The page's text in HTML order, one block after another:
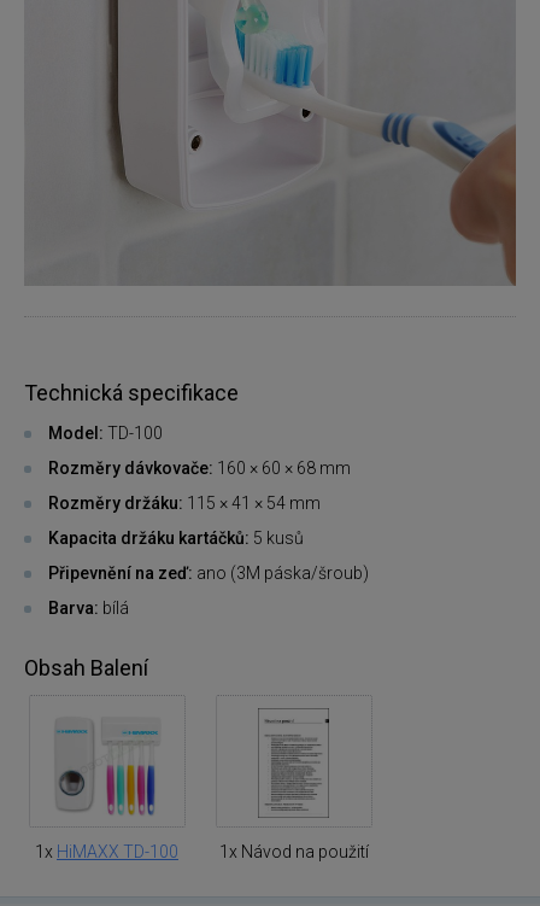
Technická specifikace
Model: TD-100
Rozměry dávkovače: 160 × 60 × 68 mm
Rozměry držáku: 115 × 41 × 54 mm
Kapacita držáku kartáčků: 5 kusů
Připevnění na zeď: ano (3M páska/šroub)
Barva: bílá
Obsah Balení
1x HiMAXX TD-100 1x Návod na použití